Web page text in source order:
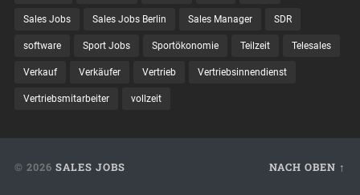
Sales Jobs Sales Jobs Berlin Sales Manager SDR
software Sport Jobs Sportökonomie Teilzeit Telesales
Verkauf Verkäufer Vertrieb Vertriebsinnendienst
Vertriebsmitarbeiter vollzeit
© 2026 SALES JOBS NACH OBEN ↑